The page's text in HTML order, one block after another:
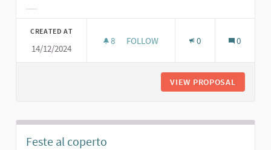
CREATED AT
14/12/2024
8 8 FOLLOWERS
FOLLOW 0 0
VIEW PROPOSAL
Feste al coperto